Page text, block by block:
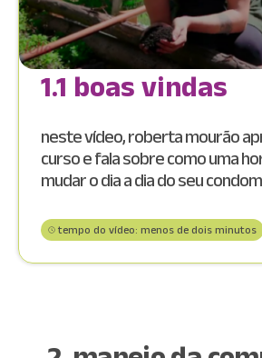
1.1 boas vindas
neste vídeo, roberta mourão
curso e fala sobre como uma
mudar o dia a dia do seu
tempo do vídeo: menos de dois minutos